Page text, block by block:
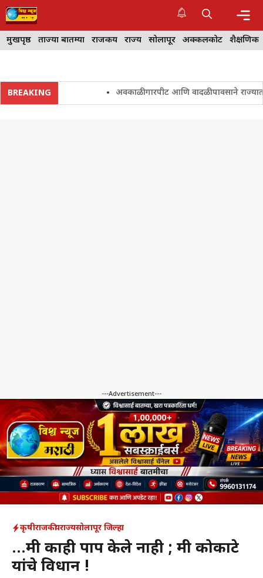
Skip
to
content
मुखपृष्ठ ताज्या बातम्या राजकीय राज्य सोलापूर अक्कलकोट शैक्षणिक
BREAKING अवकाळी गारपीट आणि वादळी पावसाने राज्यातील
---Advertisement---
कृषीराजकीयराज्यसोलापूर जिल्हा
…मी काही पाप केले नाही ; मंत्री कोकाटे
यांचे विधान !